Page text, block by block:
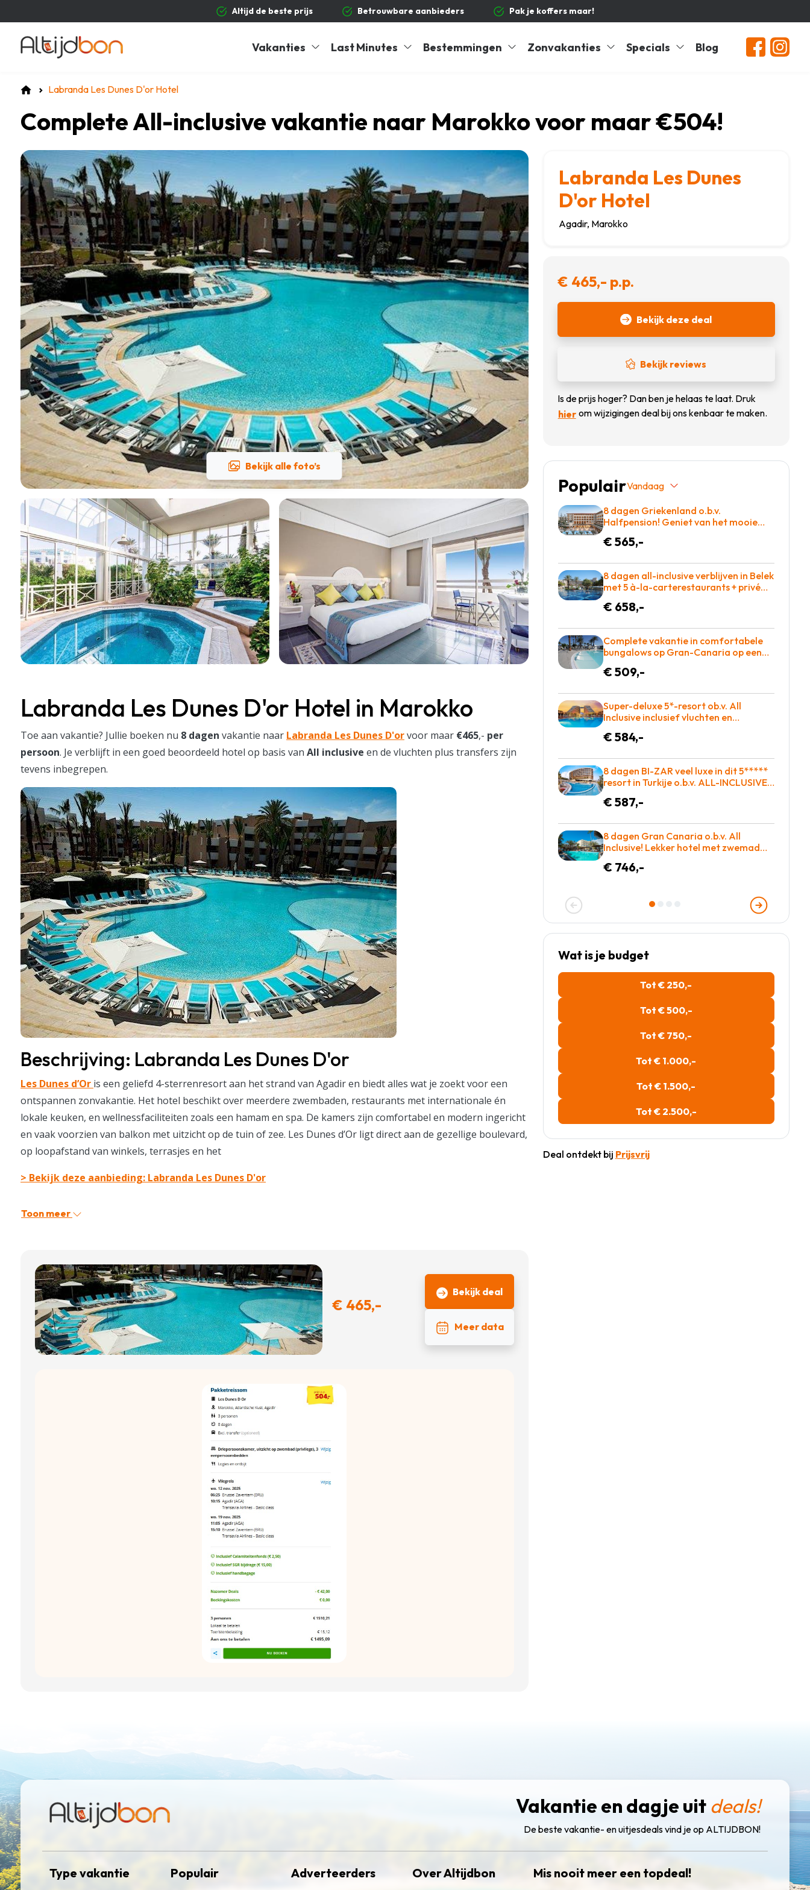
Altijd de beste prijs Betrouwbare aanbieders Pak je koffers maar!
Vakanties Last Minutes Bestemmingen Zonvakanties Specials Blog
Labranda Les Dunes D'or Hotel
Complete All-inclusive vakantie naar Marokko voor maar €504!
Bekijk alle foto’s
Labranda Les Dunes D'or Hotel in Marokko
Toe aan vakantie? Jullie boeken nu 8 dagen vakantie naar Labranda Les Dunes D'orvoor maar €465,- per
persoon. Je verblijft in een goed beoordeeld hotel op basis van All inclusive en de vluchten plus transfers zijn
tevens inbegrepen.
Beschrijving: Labranda Les Dunes D'or
Les Dunes d’Or is een geliefd 4-sterrenresort aan het strand van Agadir en biedt alles wat je zoekt voor een
ontspannen zonvakantie. Het hotel beschikt over meerdere zwembaden, restaurants met internationale én
lokale keuken, en wellnessfaciliteiten zoals een hamam en spa. De kamers zijn comfortabel en modern ingericht
en vaak voorzien van balkon met uitzicht op de tuin of zee. Les Dunes d’Or ligt direct aan de gezellige boulevard,
op loopafstand van winkels, terrasjes en het
> Bekijk deze aanbieding: Labranda Les Dunes D'or
Toon meer
€ 465,-
Bekijk deal
Meer data
Labranda Les Dunes
D'or Hotel
Agadir, Marokko
€ 465,- p.p.
Bekijk deze deal
Bekijk reviews
Is de prijs hoger? Dan ben je helaas te laat. Druk
hier om wijzigingen deal bij ons kenbaar te maken.
PopulairVandaag
8 dagen Griekenland o.b.v.
Halfpension! Geniet van het mooie
ligbed aan het zwembad! €565 p.p. =
€ 565,-
8 dagen all-inclusive verblijven in Belek
met 5 à-la-carterestaurants + privé
year award voor maar €658 =
€ 658,-
Complete vakantie in comfortabele
bungalows op Gran-Canaria op een
ruim opgezet complex o.b.v.
halfpension = BOEKEN!
€ 509,-
Super-deluxe 5*-resort ob.v. All
Inclusive inclusief vluchten en
€ 584,-
8 dagen BI-ZAR veel luxe in dit 5*****
resort in Turkije o.b.v. ALL-INCLUSIVE =
€ 587,-
8 dagen Gran Canaria o.b.v. All
Inclusive! Lekker hotel met zwemad
€ 746,-
Wat is je budget
Tot € 250,-
Tot € 500,-
Tot € 750,-
Tot € 1.000,-
Tot € 1.500,-
Tot € 2.500,-
Deal ontdekt bij Prijsvrij
Vakantie en dagje uit deals!
De beste vakantie- en uitjesdeals vind je op ALTIJDBON!
Type vakantie Populair Adverteerders Over Altijdbon Mis nooit meer een topdeal!